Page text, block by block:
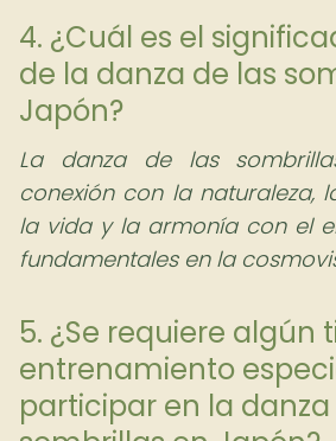
4. ¿Cuál es el
de la danza de las
Japón?
La danza de las
conexión con la naturaleza,
la vida y la armonía con el
fundamentales en la
5. ¿Se requiere algún
entrenamiento
participar en la danza